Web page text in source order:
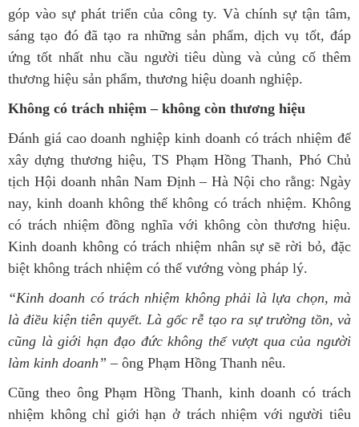
góp vào sự phát triển của công ty. Và chính sự tận tâm,
sáng tạo đó đã tạo ra những sản phẩm, dịch vụ tốt, đáp
ứng tốt nhất nhu cầu người tiêu dùng và củng cố thêm
thương hiệu sản phẩm, thương hiệu doanh nghiệp.
Không có trách nhiệm – không còn thương hiệu
Đánh giá cao doanh nghiệp kinh doanh có trách nhiệm để
xây dựng thương hiệu, TS Phạm Hồng Thanh, Phó Chủ
tịch Hội doanh nhân Nam Định – Hà Nội cho rằng: Ngày
nay, kinh doanh không thể không có trách nhiệm. Không
có trách nhiệm đồng nghĩa với không còn thương hiệu.
Kinh doanh không có trách nhiệm nhân sự sẽ rời bỏ, đặc
biệt không trách nhiệm có thể vướng vòng pháp lý.
“Kinh doanh có trách nhiệm không phải là lựa chọn, mà
là điều kiện tiên quyết. Là gốc rễ tạo ra sự trường tồn, và
cũng là giới hạn đạo đức không thể vượt qua của người
làm kinh doanh” – ông Phạm Hồng Thanh nêu.
Cũng theo ông Phạm Hồng Thanh, kinh doanh có trách
nhiệm không chỉ giới hạn ở trách nhiệm với người tiêu